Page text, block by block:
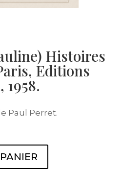
Histoires
Editions
Paul Perret.